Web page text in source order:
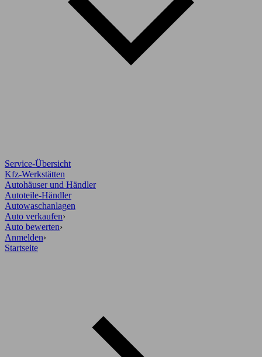
Service-Übersicht
Kfz-Werkstätten
Autohäuser und Händler
Autoteile-Händler
Autowaschanlagen
Auto verkaufen›
Auto bewerten›
Anmelden›
Startseite